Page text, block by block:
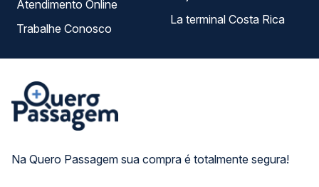
Na Quero Passagem sua compra é totalmente segura!
Atendimento Online
Trabalhe Conosco
La terminal Costa Rica